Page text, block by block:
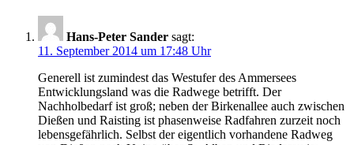
Hans-Peter Sander sagt:
11. September 2014 um 17:48 Uhr
Generell ist zumindest das Westufer des Ammersees
Entwicklungsland was die Radwege betrifft. Der
Nachholbedarf ist groß; neben der Birkenallee auch zwischen
Dießen und Raisting ist phasenweise Radfahren zurzeit noch
lebensgefährlich. Selbst der eigentlich vorhandene Radweg